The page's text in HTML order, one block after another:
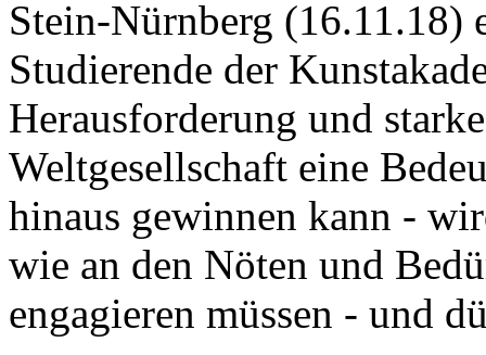
Stein-Nürnberg (16.11.18)
Studierende der
Herausforderung und
Weltgesellschaft eine
hinaus gewinnen kann -
wie an den Nöten und
engagieren müssen - und